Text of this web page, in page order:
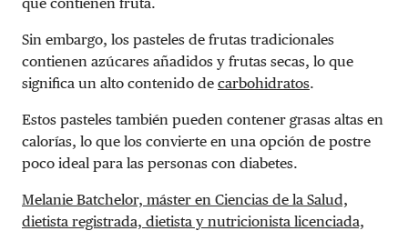
Sin embargo, los pasteles de frutas tradicionales
contienen azúcares añadidos y frutas secas, lo que
significa un alto contenido de carbohidratos.
Estos pasteles también pueden contener grasas altas en
calorías, lo que los convierte en una opción de postre
poco ideal para las personas con diabetes.
Melanie Batchelor, máster en Ciencias de la Salud,
dietista registrada, dietista y nutricionista licenciada,